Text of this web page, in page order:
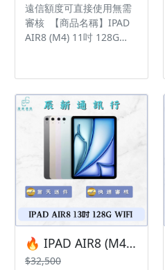
遠信額度可直接使用無需
審核 【商品名稱】IPAD
AIR8 (M4) 11吋 128G
任何問題都歡迎洽群官方
LINE：@kjg6280d • 七日
鑑賞期內，如商品有問
題，請盡速向我們告知並
且協助處理 • 全新品為原
廠保固一年，中古機店家
保固15天 • 店家擁有隨時
修改、變更、暫停活動之
權利 下單前請先私訊和加
LINE來幫您安排快速審核
及回報審核進度 LINE
ID:@kjg6280d 大呼小叫
辰通訊行 雲林縣虎尾鎮林
🔥 IPAD AIR8 (M4) 13吋 128G WIFI 有額度快速過件 🎯 想換新機？現在就是最佳時機！現貨當天審件當天過件即可以馬上寄出
$32,500